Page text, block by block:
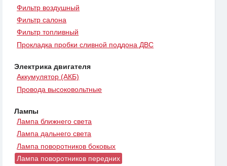
Фильтр воздушный
Фильтр салона
Фильтр топливный
Прокладка пробки сливной поддона ДВС
Электрика двигателя
Аккумулятор (АКБ)
Провода высоковольтные
Лампы
Лампа ближнего света
Лампа дальнего света
Лампа поворотников боковых
Лампа поворотников передних